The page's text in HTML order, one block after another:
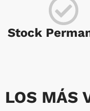
Stock
LOS MÁS